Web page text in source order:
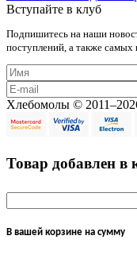
Вступайте в клуб
Подпишитесь на наши
поступлений, а также самых
Хлебомолы ©
Товар добавлен в
В вашей корзине на сумму